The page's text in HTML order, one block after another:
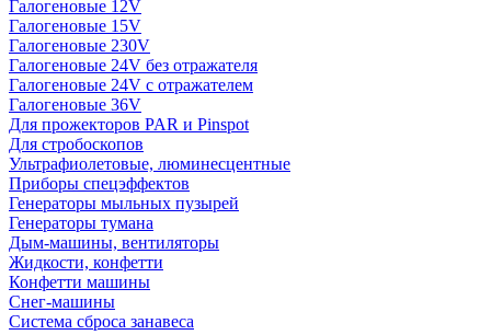
Галогеновые 12V
Галогеновые 15V
Галогеновые 230V
Галогеновые 24V без отражателя
Галогеновые 24V с отражателем
Галогеновые 36V
Для прожекторов PAR и Pinspot
Для стробоскопов
Ультрафиолетовые, люминесцентные
Приборы спецэффектов
Генераторы мыльных пузырей
Генераторы тумана
Дым-машины, вентиляторы
Жидкости, конфетти
Конфетти машины
Снег-машины
Система сброса занавеса